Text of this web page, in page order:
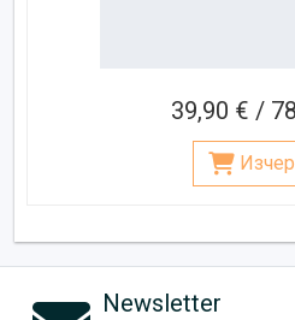
39,90 € /
Newsletter